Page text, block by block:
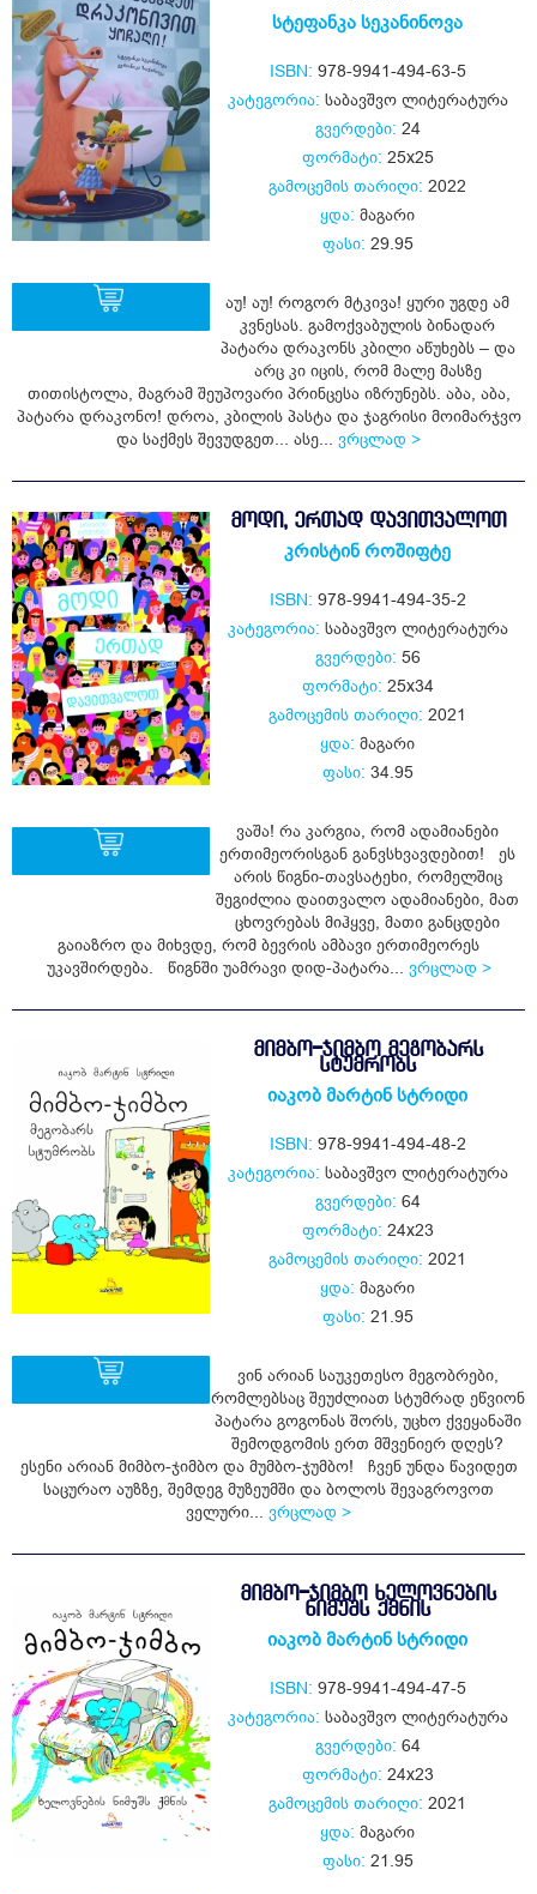
სტეფანკა სეკანინოვა
ISBN: 978-9941-494-63-5
კატეგორია: საბავშვო ლიტერატურა
გვერდები: 24
ფორმატი: 25x25
გამოცემის თარიღი: 2022
ყდა: მაგარი
ფასი: 29.95
აუ! აუ! როგორ მტკივა! ყური უგდე ამ
კვნესას. გამოქვაბულის ბინადარ
პატარა დრაკონს კბილი აწუხებს – და
არც კი იცის, რომ მალე მასზე
თითისტოლა, მაგრამ შეუპოვარი პრინცესა იზრუნებს. აბა, აბა,
პატარა დრაკონო! დროა, კბილის პასტა და ჯაგრისი მოიმარჯვო
და საქმეს შევუდგეთ... ასე... ვრცლად >
ᲛᲝᲓᲘ, ᲔᲠᲗᲐᲓ ᲓᲐᲕᲘᲗᲕᲐᲚᲝᲗ
კრისტინ როშიფტე
ISBN: 978-9941-494-35-2
კატეგორია: საბავშვო ლიტერატურა
გვერდები: 56
ფორმატი: 25x34
გამოცემის თარიღი: 2021
ყდა: მაგარი
ფასი: 34.95
ვაშა! რა კარგია, რომ ადამიანები
ერთიმეორისგან განვსხვავდებით! ეს
არის წიგნი-თავსატეხი, რომელშიც
შეგიძლია დაითვალო ადამიანები, მათ
ცხოვრებას მიჰყვე, მათი განცდები
გაიაზრო და მიხვდე, რომ ბევრის ამბავი ერთიმეორეს
უკავშირდება. წიგნში უამრავი დიდ-პატარა... ვრცლად >
ᲛᲘᲛᲑᲝ-ᲯᲘᲛᲑᲝ ᲛᲔᲒᲝᲑᲐᲠᲡ
ᲡᲢᲣᲛᲠᲝᲑᲡ
იაკობ მარტინ სტრიდი
ISBN: 978-9941-494-48-2
კატეგორია: საბავშვო ლიტერატურა
გვერდები: 64
ფორმატი: 24x23
გამოცემის თარიღი: 2021
ყდა: მაგარი
ფასი: 21.95
ვინ არიან საუკეთესო მეგობრები,
რომლებსაც შეუძლიათ სტუმრად ეწვიონ
პატარა გოგონას შორს, უცხო ქვეყანაში
შემოდგომის ერთ მშვენიერ დღეს?
ესენი არიან მიმბო-ჯიმბო და მუმბო-ჯუმბო! ჩვენ უნდა წავიდეთ
საცურაო აუზზე, შემდეგ მუზეუმში და ბოლოს შევაგროვოთ
ველური... ვრცლად >
ᲛᲘᲛᲑᲝ-ᲯᲘᲛᲑᲝ ᲮᲔᲚᲝᲕᲜᲔᲑᲘᲡ
ᲜᲘᲛᲣᲨᲡ ᲥᲛᲜᲘᲡ
იაკობ მარტინ სტრიდი
ISBN: 978-9941-494-47-5
კატეგორია: საბავშვო ლიტერატურა
გვერდები: 64
ფორმატი: 24x23
გამოცემის თარიღი: 2021
ყდა: მაგარი
ფასი: 21.95